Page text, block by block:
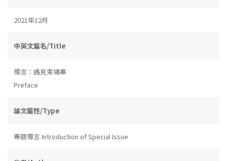
2021年12月
中英文篇名/Title
導言：遇見柬埔寨
Preface
論文屬性/Type
專題導言 Introduction of Special Issue